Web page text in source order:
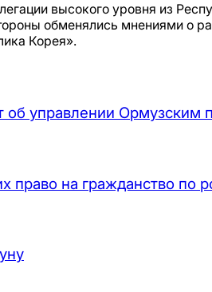
высокого уровня из
обменялись мнениями о
Корея».
об управлении Ормузским
право на гражданство по